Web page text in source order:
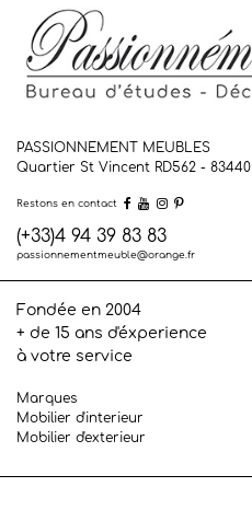
PASSIONNEMENT MEUBLES
Quartier St Vincent RD562 - 83440
Restons en contact
(+33)4 94 39 83 83
passionnementmeuble@orange.fr
Fondée en 2004
+ de 15 ans d'éxperience
à votre service
Marques
Mobilier d'interieur
Mobilier d'exterieur